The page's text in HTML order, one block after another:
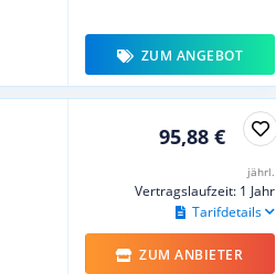
ZUM ANGEBOT
95,88 €
jährl.
Vertragslaufzeit: 1 Jahr
Tarifdetails
ZUM ANBIETER